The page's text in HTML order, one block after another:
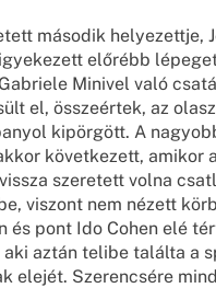
második helyezettje,
előrébb
Minivel való
el, összeértek, az
kipörgött. A
következett, amikor
szeretett volna
viszont nem nézett
és pont Ido Cohen elé
aki aztán telibe találta a
elejét. Szerencsére